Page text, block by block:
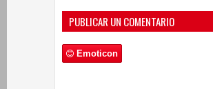
PUBLICAR UN COMENTARIO
Emoticon